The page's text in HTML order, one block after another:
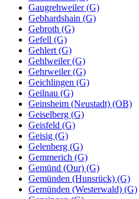
Gaugrehweiler (G)
Gebhardshain (G)
Gebroth (G)
Gefell (G)
Gehlert (G)
Gehlweiler (G)
Gehrweiler (G)
Geichlingen (G)
Geilnau (G)
Geinsheim (Neustadt) (OB)
Geiselberg (G)
Geisfeld (G)
Geisig (G)
Gelenberg (G)
Gemmerich (G)
Gemünd (Our) (G)
Gemünden (Hunsrück) (G)
Gemünden (Westerwald) (G)